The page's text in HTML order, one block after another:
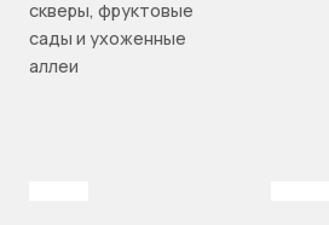
скверы, фруктовые
сады и ухоженные
аллеи